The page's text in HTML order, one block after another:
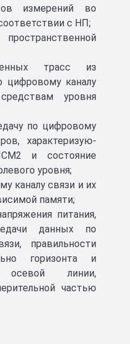
измерений во
с НП;
трасс из
цифровому каналу
уровня
по цифровому
характеризую-
и состояние
уровня;
каналу связи и их
памяти;
питания,
данных по
правильности
горизонта и
осевой линии,
частью